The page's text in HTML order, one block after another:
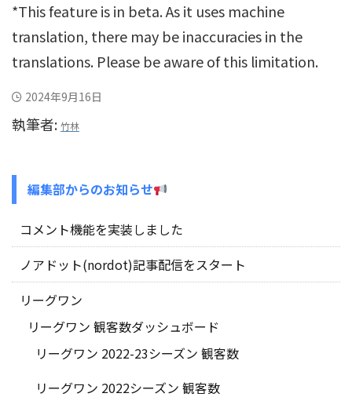
*This feature is in beta. As it uses machine
translation, there may be inaccuracies in the
translations. Please be aware of this limitation.
2024年9月16日
執筆者: 竹林
編集部からのお知らせ
コメント機能を実装しました
ノアドット(nordot)記事配信をスタート
リーグワン
リーグワン 観客数ダッシュボード
リーグワン 2022-23シーズン 観客数
リーグワン 2022シーズン 観客数